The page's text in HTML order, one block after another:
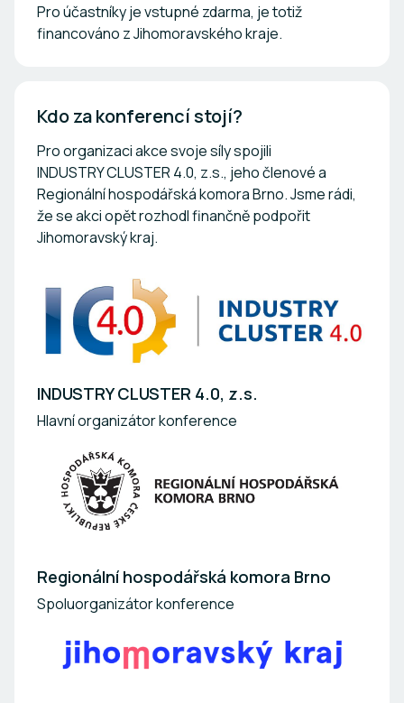
Pro účastníky je vstupné zdarma, je totiž
financováno z Jihomoravského kraje.
Kdo za konferencí stojí?
Pro organizaci akce svoje síly spojili
INDUSTRY CLUSTER 4.0, z.s., jeho členové a
Regionální hospodářská komora Brno. Jsme rádi,
že se akci opět rozhodl finančně podpořit
Jihomoravský kraj.
INDUSTRY CLUSTER 4.0, z.s.
Hlavní organizátor konference
Regionální hospodářská komora Brno
Spoluorganizátor konference